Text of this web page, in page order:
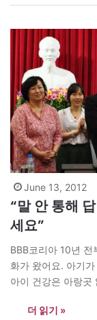
다. 지난해에는 18
June 13, 2012
“말 안 통해
세요”
BBB코리아 10년 전
화가 왔어요. 아기
아이 건강은 아랑곳
었다는 설명을 들
더 읽기 »